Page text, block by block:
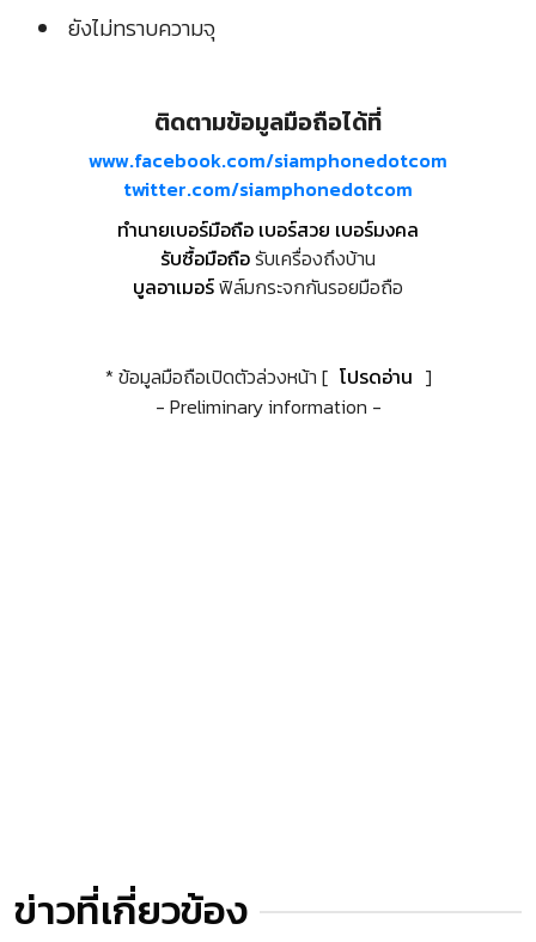
ยังไม่ทราบความจุ
ติดตามข้อมูลมือถือได้ที่
www.facebook.com/siamphonedotcom
twitter.com/siamphonedotcom
ทำนายเบอร์มือถือ เบอร์สวย เบอร์มงคล
รับซื้อมือถือรับเครื่องถึงบ้าน
บูลอาเมอร์ฟิล์มกระจกกันรอยมือถือ
* ข้อมูลมือถือเปิดตัวล่วงหน้า [ โปรดอ่าน ]
- Preliminary information -
ข่าวที่เกี่ยวข้อง